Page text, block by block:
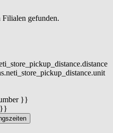
Filialen gefunden.
}}
}}